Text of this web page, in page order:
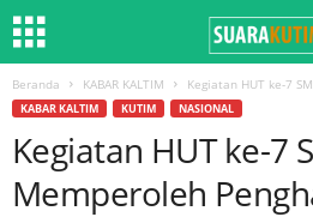
Beranda KABAR KALTIM Kegiatan HUT ke-7
KABAR KALTIM KUTIM NASIONAL
Kegiatan HUT ke-7
Memperoleh